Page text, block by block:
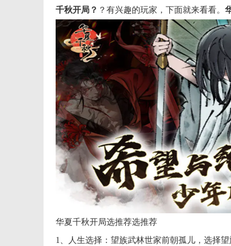
千秋开局？ ？有兴趣的玩家，下面就来看看。
华夏千秋开局选推荐选推荐
1、人生选择：望族武林世家前朝孤儿，选择望